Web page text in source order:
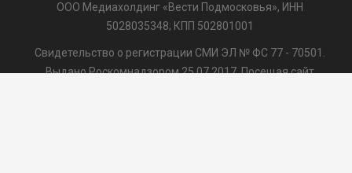
ООО Медиахолдинг «Вести Подмосковья», ИНН
5028035348; КПП 502801001
Свидетельство о регистрации СМИ ЭЛ № ФС 77 - 70501.
Выдано Роскомнадзором 25.07.2017. Посещая сайт